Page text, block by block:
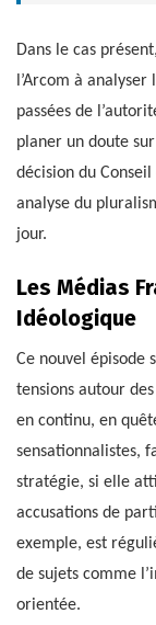
Dans le cas
l’Arcom à
passées de
planer un doute
décision du
analyse du
jour.
Les Médias
Idéologique
Ce nouvel épisode
tensions autour
en continu, en
sensationnalistes,
stratégie, si elle
accusations de
exemple, est
de sujets comme
orientée.